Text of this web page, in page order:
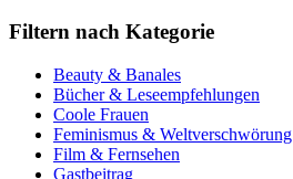
Filtern nach Kategorie
Beauty & Banales
Bücher & Leseempfehlungen
Coole Frauen
Feminismus & Weltverschwörung
Film & Fernsehen
Gastbeitrag